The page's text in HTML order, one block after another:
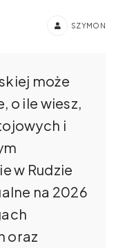
SZYMON
może
o ile wiesz,
i
w Rudzie
na 2026
oraz